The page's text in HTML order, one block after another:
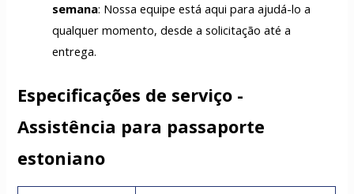
semana: Nossa equipe está aqui para ajudá-lo a
qualquer momento, desde a solicitação até a
entrega.
Especificações de serviço -
Assistência para passaporte
estoniano